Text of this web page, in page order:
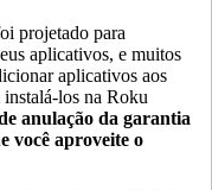
projetado para
aplicativos, e muitos
aplicativos aos
los na Roku
anulação da garantia
você aproveite o